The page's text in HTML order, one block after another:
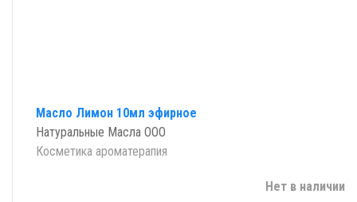
Масло Лимон 10мл эфирное
Натуральные Масла ООО
Косметика ароматерапия
Нет в наличии